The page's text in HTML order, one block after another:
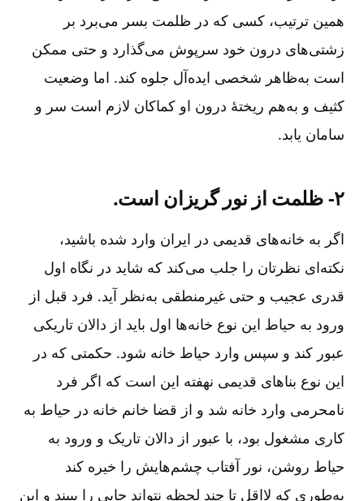
همین ترتیب، کسی که در ظلمت بسر می‌برد بر
زشتی‌های درون خود سرپوش می‌گذارد و حتی ممکن
است به‌ظاهر شخصی ایده‌آل جلوه کند. اما وضعیت
کثیف و به‌هم ریختۀ درون او کماکان لازم است سر و
سامان یابد.
۲- ظلمت از نور گریزان است.
اگر به خانه‌های قدیمی در ایران وارد شده باشید،
نکته‌ای نظرتان را جلب می‌کند که شاید در نگاه اول
قدری عجیب و حتی غیرمنطقی به‌نظر آید. فرد قبل از
ورود به حیاط این نوع خانه‌ها اول باید از دالان تاریکی
عبور کند و سپس وارد حیاط خانه شود. حکمتی که در
این نوع بناهای قدیمی نهفته این است که اگر فرد
نامحرمی وارد خانه ‌شد و از قضا خانم خانه در حیاط به
کاری مشغول بود، با عبور از دالان تاریک و ورود به
حیاط روشن، نور آفتاب چشم‌هایش را خیره ‌کند
به‌طوری که لااقل تا چند لحظه نتواند جایی را ببیند و این